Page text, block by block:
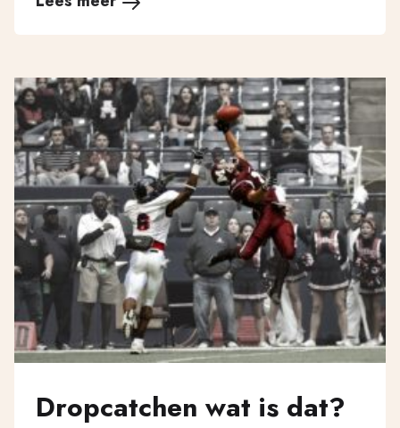
Dropcatchen wat is dat?